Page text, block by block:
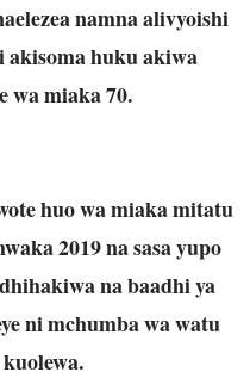
namna alivyoishi
huku akiwa
wa miaka 70.
huo wa miaka mitatu
2019 na sasa yupo
na baadhi ya
ni mchumba wa watu